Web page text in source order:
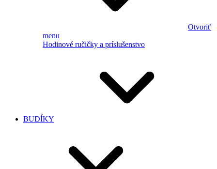
Otvoriť
menu
Hodinové ručičky a príslušenstvo
BUDÍKY